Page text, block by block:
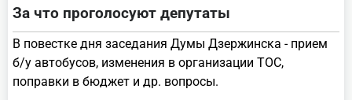
За что проголосуют депутаты
В повестке дня заседания Думы Дзержинска - прием
б/у автобусов, изменения в организации ТОС,
поправки в бюджет и др. вопросы.